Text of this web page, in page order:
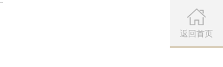
返回首页